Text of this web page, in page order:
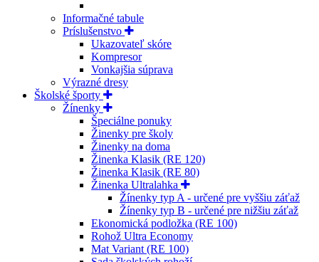
Informačné tabule
Príslušenstvo
Ukazovateľ skóre
Kompresor
Vonkajšia súprava
Výrazné dresy
Školské športy
Žínenky
Špeciálne ponuky
Žinenky pre školy
Žinenky na doma
Žinenka Klasik (RE 120)
Žinenka Klasik (RE 80)
Žinenka Ultralahka
Žínenky typ A - určené pre vyššiu záťaž
Žínenky typ B - určené pre nižšiu záťaž
Ekonomická podložka (RE 100)
Rohož Ultra Economy
Mat Variant (RE 100)